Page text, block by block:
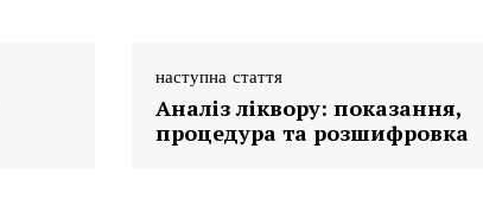
наступна стаття
Аналіз ліквору: показання,
процедура та розшифровка